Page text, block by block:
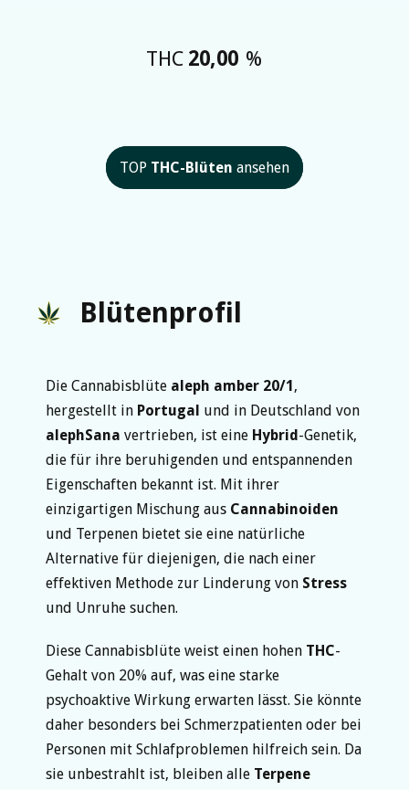
THC 20,00 %
TOP THC-Blüten ansehen
Blütenprofil
Die Cannabisblüte aleph amber 20/1,
hergestellt in Portugal und in Deutschland von
alephSana vertrieben, ist eine Hybrid-Genetik,
die für ihre beruhigenden und entspannenden
Eigenschaften bekannt ist. Mit ihrer
einzigartigen Mischung aus Cannabinoiden
und Terpenen bietet sie eine natürliche
Alternative für diejenigen, die nach einer
effektiven Methode zur Linderung von Stress
und Unruhe suchen.
Diese Cannabisblüte weist einen hohen THC-
Gehalt von 20% auf, was eine starke
psychoaktive Wirkung erwarten lässt. Sie könnte
daher besonders bei Schmerzpatienten oder bei
Personen mit Schlafproblemen hilfreich sein. Da
sie unbestrahlt ist, bleiben alle Terpene